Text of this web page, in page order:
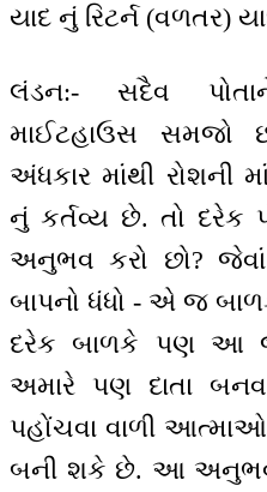
યાદ નું રિટર્ન (વળતર)
લંડન:- સદૈવ
માઈટહાઉસ
અંધકાર માંથી રોશની
નું કર્તવ્ય છે. તો દરેક
અનુભવ કરો છો?
બાપનો ધંધો - એ જ
દરેક બાળકે પણ આ
અમારે પણ દાતા
પહોંચવા વાળી આત્માઓ
બની શકે છે. આ અનુભવ